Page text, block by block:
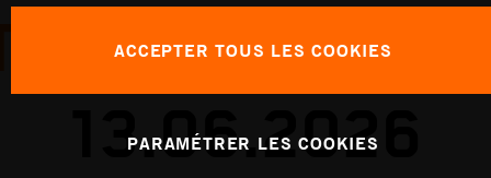
13.06.2026
ACCEPTER TOUS LES COOKIES
PARAMÉTRER LES COOKIES